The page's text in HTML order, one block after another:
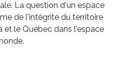
La question d'un espace
de l'intégrité du territoire
et le Québec dans l'espace